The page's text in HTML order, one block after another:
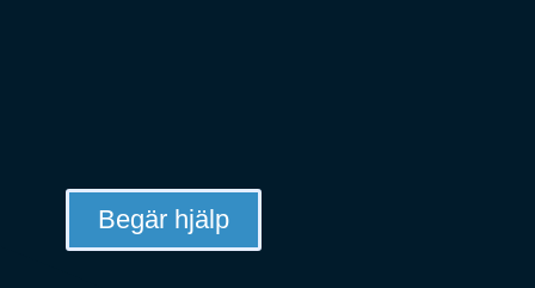
Begär hjälp